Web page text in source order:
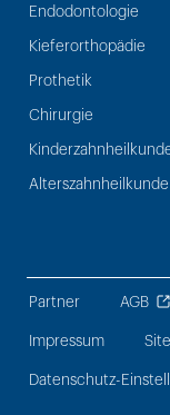
Endodontologie
Kieferorthopädie
Prothetik
Chirurgie
Alterszahnheilkunde
Partner AGB
Impressum
Datenschutz-